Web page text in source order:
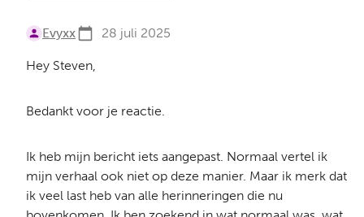
Evyxx 28 juli 2025
Hey Steven,
Bedankt voor je reactie.
Ik heb mijn bericht iets aangepast. Normaal vertel ik
mijn verhaal ook niet op deze manier. Maar ik merk dat
ik veel last heb van alle herinneringen die nu